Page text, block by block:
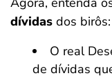
dívidas dos birôs:
O real
de dívidas